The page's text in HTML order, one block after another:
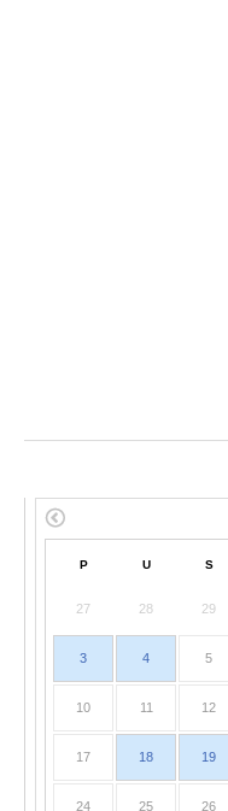
P U S
27 28 29
3 4 5
10 11 12
17 18 19
24 25 26